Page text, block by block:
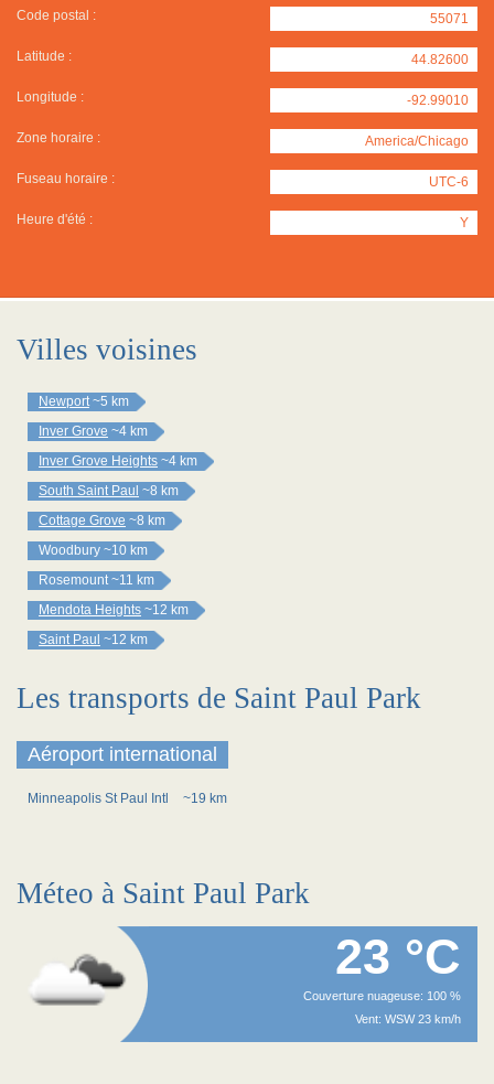
Code postal : 55071
Latitude : 44.82600
Longitude : -92.99010
Zone horaire : America/Chicago
Fuseau horaire : UTC-6
Heure d'été : Y
Villes voisines
Newport ~5 km
Inver Grove ~4 km
Inver Grove Heights ~4 km
South Saint Paul ~8 km
Cottage Grove ~8 km
Woodbury ~10 km
Rosemount ~11 km
Mendota Heights ~12 km
Saint Paul ~12 km
Les transports de Saint Paul Park
Aéroport international
Minneapolis St Paul Intl ~19 km
Méteo à Saint Paul Park
23 °C
Couverture nuageuse: 100 %
Vent: WSW 23 km/h